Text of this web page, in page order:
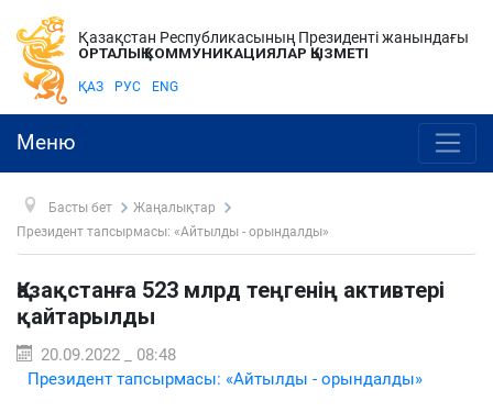
Қазақстан Республикасының Президенті жанындағы
ОРТАЛЫҚ КОММУНИКАЦИЯЛАР ҚЫЗМЕТІ
ҚАЗ РУС ENG
Меню
Басты бет
Жаңалықтар
Президент тапсырмасы: «Айтылды - орындалды»
Қазақстанға 523 млрд теңгенің активтері
қайтарылды
20.09.2022 _ 08:48
Президент тапсырмасы: «Айтылды - орындалды»